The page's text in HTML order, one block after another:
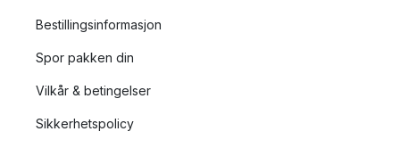
Bestillingsinformasjon
Spor pakken din
Vilkår & betingelser
Sikkerhetspolicy